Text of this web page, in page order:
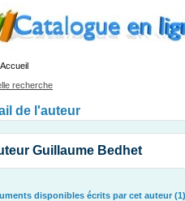
Accueil
recherche
de l'auteur
Guillaume Bedhet
disponibles écrits par cet auteur (1)